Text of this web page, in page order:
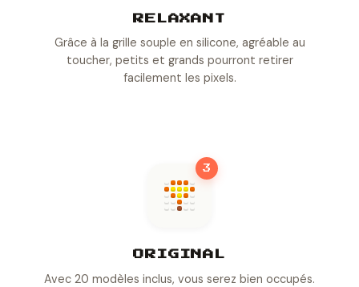
RELAXANT
Grâce à la grille souple en silicone, agréable au
toucher, petits et grands pourront retirer
facilement les pixels.
3
ORIGINAL
Avec 20 modèles inclus, vous serez bien occupés.